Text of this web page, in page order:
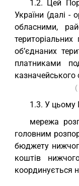
1.2. Цей
України (далі -
обласними,
об’єднаних
платниками
(
1.3. У цьому
мережа
головним
бюджету
коштів
координується